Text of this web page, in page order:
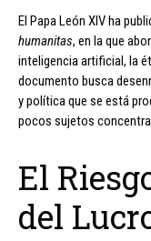
El Papa León XIV ha
humanitas, en la que
inteligencia artificial, la
documento busca
y política que se está
pocos sujetos
El
del